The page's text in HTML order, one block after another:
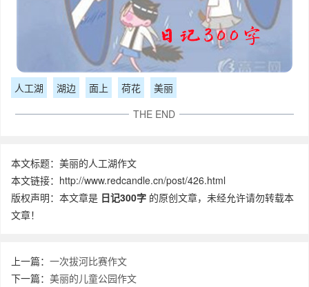
人工湖 湖边 面上 荷花
美丽
THE END
本文标题：美丽的人工湖作文
本文链接：http://www.redcandle.cn/post/426.html
版权声明：本文章是 日记300字 的原创文章，未经允许请勿转载本
文章！
上一篇： 一次拔河比赛作文
下一篇： 美丽的儿童公园作文